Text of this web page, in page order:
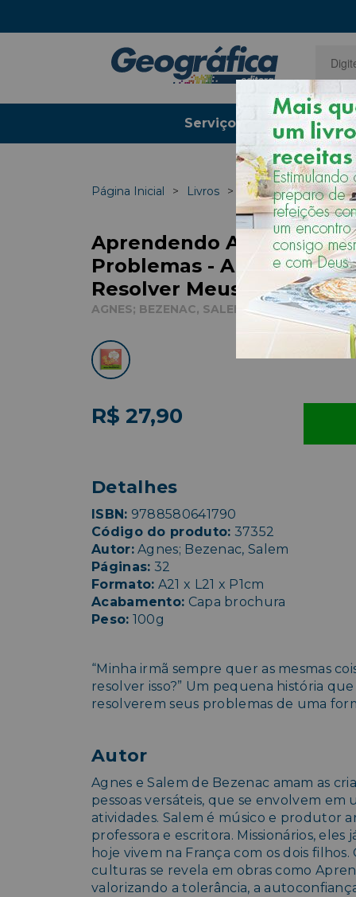
Serviços Gráficos
Página Inicial Livros Livros Infantis
Aprendendo A Pensar
Problemas - Aprendendo
Resolver Meus Problemas
AGNES; BEZENAC, SALEM
R$ 27,90
Detalhes
ISBN: 9788580641790
Código do produto: 37352
Autor:Agnes; Bezenac, Salem
Páginas: 32
Formato: A21 x L21 x P1cm
Acabamento: Capa brochura
Peso: 100g
“Minha irmã sempre quer as mesmas
resolver isso?” Um pequena história
resolverem seus problemas de uma
Autor
Agnes e Salem de Bezenac amam as
pessoas versáteis, que se envolvem
atividades. Salem é músico e produtor
professora e escritora. Missionários, eles
hoje vivem na França com os dois
culturas se revela em obras como
valorizando a tolerância, a